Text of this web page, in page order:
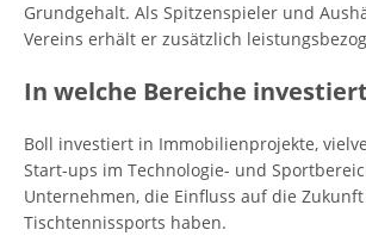
Grundgehalt. Als Spitzenspieler und
Vereins erhält er zusätzlich
In welche Bereiche
Boll investiert in Immobilienprojekte,
Start-ups im Technologie- und
Unternehmen, die Einfluss auf die Zukunft
Tischtennissports haben.